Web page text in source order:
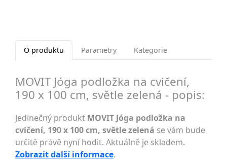
O produktu Parametry Kategorie
MOVIT Jóga podložka na cvičení,
190 x 100 cm, světle zelená - popis:
Jedinečný produkt MOVIT Jóga podložka na
cvičení, 190 x 100 cm, světle zelená se vám bude
určitě právě nyní hodit. Aktuálně je skladem.
Zobrazit další informace.